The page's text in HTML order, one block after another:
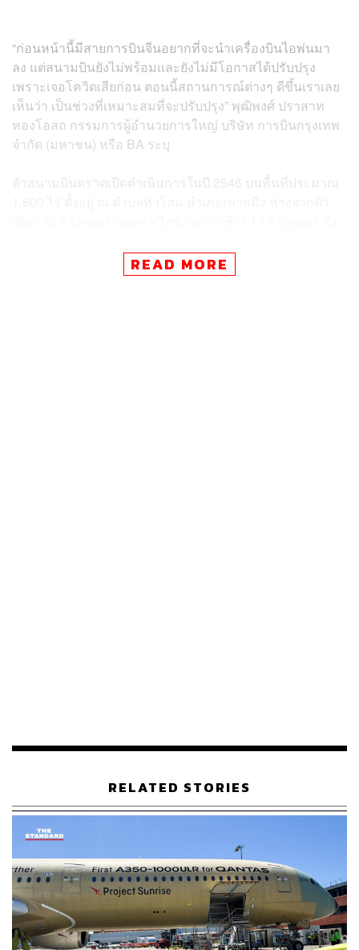
“ก่อนหน้านี้มีสายการบินจีนอยากที่จะนำเครื่องบินไอพ่นมา
ลง แต่สนามบินยังไม่พร้อมและยังไม่มีโอกาสได้ปรับปรุง
เพราะเจอโควิดเสียก่อน ตอนนี้สถานการณ์ต่างๆ ดีขึ้นเราเลย
เห็นว่า เป็นช่วงที่เหมาะสมที่จะปรับปรุง” พุฒิพงศ์ ปราสาท
ทองโอสถ กรรมการผู้อำนวยการใหญ่ บริษัท การบินกรุงเทพ
จำกัด (มหาชน) หรือ BA ระบุ
ตัวสนามบินตราดเปิดดำเนินการในปี 2546 บนพื้นที่ประมาณ
เป็นแหล่งท่องเที่ยวมากกว่า ตัวสนามบินประกอบด้วยทางวิ่ง
1 ทางวิ่ง ระยะทาง 1,800 เมตร กว้าง 45 เมตร อาคารผู้
ขนาด 100 กว่าที่นั่งได้ เปิดโอกาสให้มีเที่ยวบินจากต่าง
พื้นที่ดีขึ้น” พุฒิพงศ์กล่าว
เนื่องจากมีทะเล ผลไม้ อาหารที่ดี และการเดินทางสะดวก แม้
ช่วงนี้จำนวนนักท่องเที่ยวจีนจะน้อยลง แต่เชื่อว่าเมื่อชาวจีน
กลับมาเดินทางอีกครั้ง ตราดจะเป็นจุดหมายที่น่าสนใจ อีก
กลุ่มหนึ่งคือยุโรป แต่สนามบินตราดยังไม่สามารถรองรับ
เครื่องบินลำใหญ่จากยุโรปได้ในปัจจุบัน”
READ MORE
RELATED STORIES